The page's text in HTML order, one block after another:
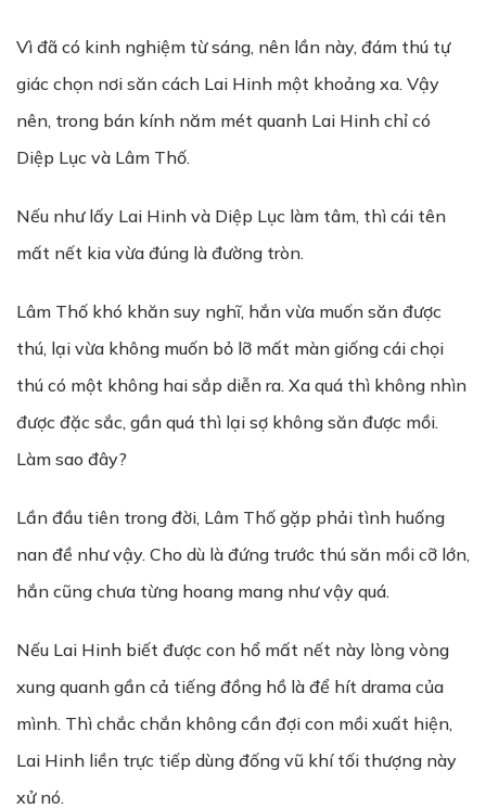
Vì đã có kinh nghiệm từ sáng, nên lần này, đám thú tự
giác chọn nơi săn cách Lai Hinh một khoảng xa. Vậy
nên, trong bán kính năm mét quanh Lai Hinh chỉ có
Diệp Lục và Lâm Thố.
Nếu như lấy Lai Hinh và Diệp Lục làm tâm, thì cái tên
mất nết kia vừa đúng là đường tròn.
Lâm Thố khó khăn suy nghĩ, hắn vừa muốn săn được
thú, lại vừa không muốn bỏ lỡ mất màn giống cái chọi
thú có một không hai sắp diễn ra. Xa quá thì không nhìn
được đặc sắc, gần quá thì lại sợ không săn được mồi.
Làm sao đây?
Lần đầu tiên trong đời, Lâm Thố gặp phải tình huống
nan đề như vậy. Cho dù là đứng trước thú săn mồi cỡ lớn,
hắn cũng chưa từng hoang mang như vậy quá.
Nếu Lai Hinh biết được con hổ mất nết này lòng vòng
xung quanh gần cả tiếng đồng hồ là để hít drama của
mình. Thì chắc chắn không cần đợi con mồi xuất hiện,
Lai Hinh liền trực tiếp dùng đống vũ khí tối thượng này
xử nó.